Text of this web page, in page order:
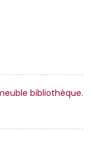
bibliothèque.